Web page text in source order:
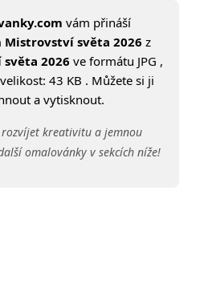
vám přináší
Mistrovství světa 2026 z
2026 ve formátu JPG ,
43 KB . Můžete si ji
a vytisknout.
kreativitu a jemnou
omalovánky v sekcích níže!